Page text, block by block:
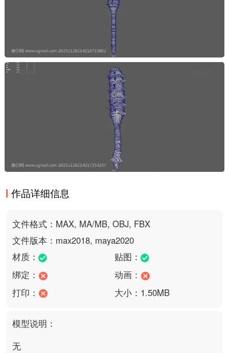
作品详细信息
文件格式：MAX, MA/MB, OBJ, FBX
文件版本：max2018, maya2020
材质：
贴图：
绑定：
动画：
打印：
大小：1.50MB
模型说明：
无